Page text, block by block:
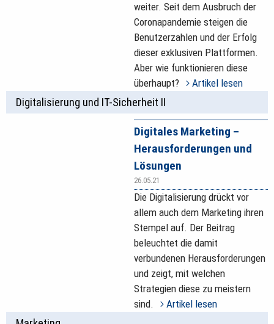
weiter. Seit dem Ausbruch der
Coronapandemie steigen die
Benutzerzahlen und der Erfolg
dieser exklusiven Plattformen.
Aber wie funktionieren diese
überhaupt?
Artikel lesen
Digitalisierung und IT-Sicherheit II
Digitales Marketing –
Herausforderungen und
Lösungen
26.05.21
Die Digitalisierung drückt vor
allem auch dem Marketing ihren
Stempel auf. Der Beitrag
beleuchtet die damit
verbundenen Herausforderungen
und zeigt, mit welchen
Strategien diese zu meistern
sind.
Artikel lesen